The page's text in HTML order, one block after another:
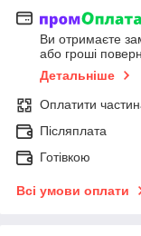
Ви отримаєте
або гроші
Детальніше
Оплатити
Післяплата
Готівкою
Всі умови оплати